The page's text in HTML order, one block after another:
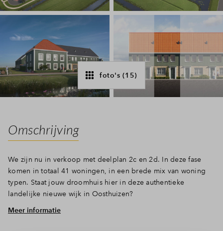
foto's (15)
Omschrijving
We zijn nu in verkoop met deelplan 2c en 2d. In deze fase
komen in totaal 41 woningen, in een brede mix van woning
typen. Staat jouw droomhuis hier in deze authentieke
landelijke nieuwe wijk in Oosthuizen?
In deelplan 2c en 2d komen in totaal 41 woningen, waarvan
Meer informatie